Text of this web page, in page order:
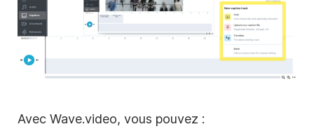
Avec Wave.video, vous pouvez :